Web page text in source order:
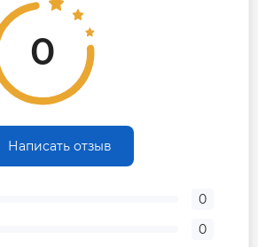
0
Написать отзыв
0
0